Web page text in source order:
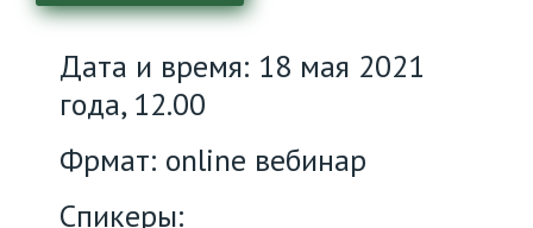
Дата и время: 18 мая 2021
года, 12.00
Фрмат: online вебинар
Спикеры: